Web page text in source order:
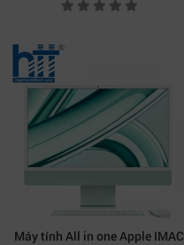
Máy tính All in one Apple IMAC